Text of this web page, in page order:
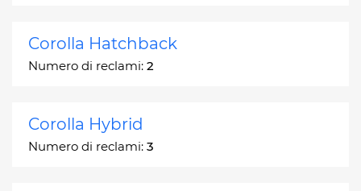
Corolla Hatchback
Numero di reclami: 2
Corolla Hybrid
Numero di reclami: 3